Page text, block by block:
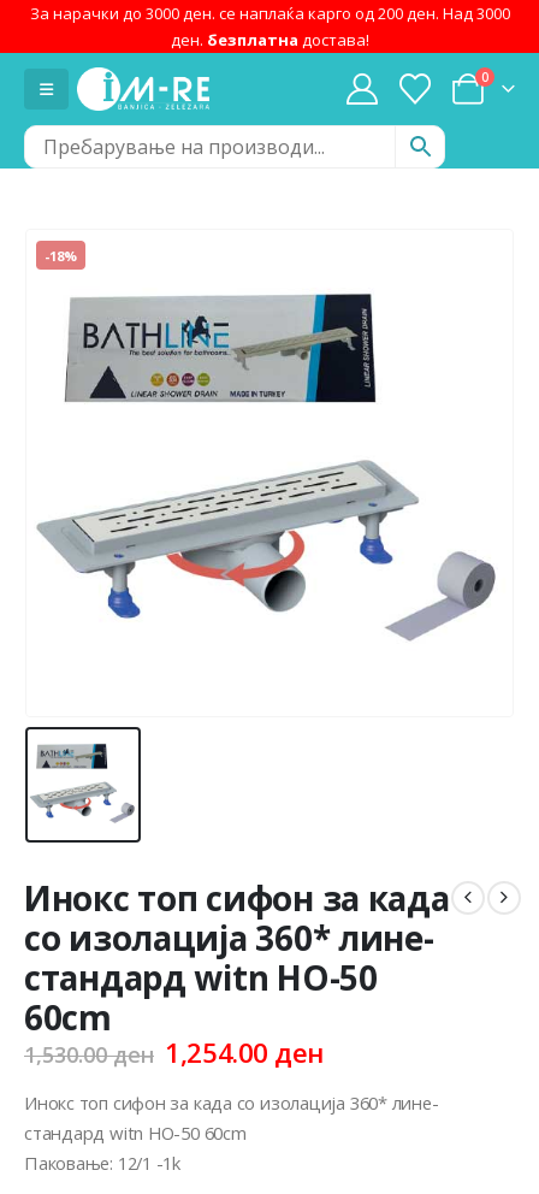
За нарачки до 3000 ден. се наплаќа карго од 200 ден. Над 3000
ден. безплатна достава!
0
-18%
Инокс топ сифон за када
со изолација 360* лине-
стандард witn HO-50
60cm
1,530.00ден Original
price
was:
1,530.00 ден.
1,254.00 ден
is:
Инокс топ сифон за када со изолација 360* лине-
стандард witn HO-50 60cm
Паковање: 12/1 -1k